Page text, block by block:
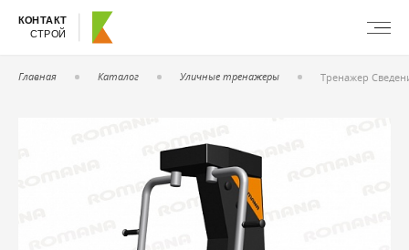
КОНТАКТ
СТРОЙ
Главная Каталог Уличные тренажеры Тренажер